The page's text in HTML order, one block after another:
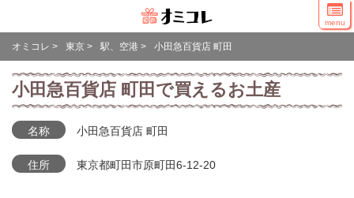
menu
オミコレ > 東京 > 駅、空港 > 小田急百貨店 町田
小田急百貨店 町田で買えるお土産
名称 小田急百貨店 町田
住所 東京都町田市原町田6-12-20